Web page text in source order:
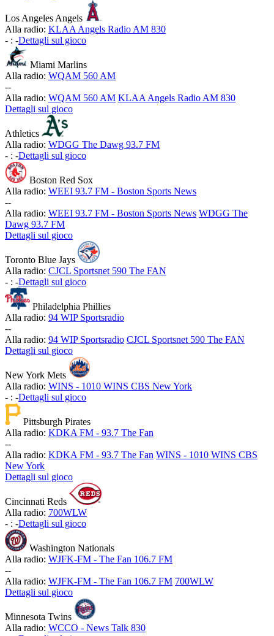
Los Angeles Angels
Alla radio: KLAA Angels Radio AM 830
- : -Dettagli sul gioco
Miami Marlins
Alla radio: WQAM 560 AM
--
Alla radio: WQAM 560 AM KLAA Angels Radio AM 830
Dettagli sul gioco
Athletics
Alla radio: WDGG The Dawg 93.7 FM
- : -Dettagli sul gioco
Boston Red Sox
Alla radio: WEEI 93.7 FM - Boston Sports News
--
Alla radio: WEEI 93.7 FM - Boston Sports News WDGG The
Dawg 93.7 FM
Dettagli sul gioco
Toronto Blue Jays
Alla radio: CJCL Sportsnet 590 The FAN
- : -Dettagli sul gioco
Philadelphia Phillies
Alla radio: 94 WIP Sportsradio
--
Alla radio: 94 WIP Sportsradio CJCL Sportsnet 590 The FAN
Dettagli sul gioco
New York Mets
Alla radio: WINS - 1010 WINS CBS New York
- : -Dettagli sul gioco
Pittsburgh Pirates
Alla radio: KDKA FM - 93.7 The Fan
--
Alla radio: KDKA FM - 93.7 The Fan WINS - 1010 WINS CBS
New York
Dettagli sul gioco
Cincinnati Reds
Alla radio: 700WLW
- : -Dettagli sul gioco
Washington Nationals
Alla radio: WJFK-FM - The Fan 106.7 FM
--
Alla radio: WJFK-FM - The Fan 106.7 FM 700WLW
Dettagli sul gioco
Minnesota Twins
Alla radio: WCCO - News Talk 830